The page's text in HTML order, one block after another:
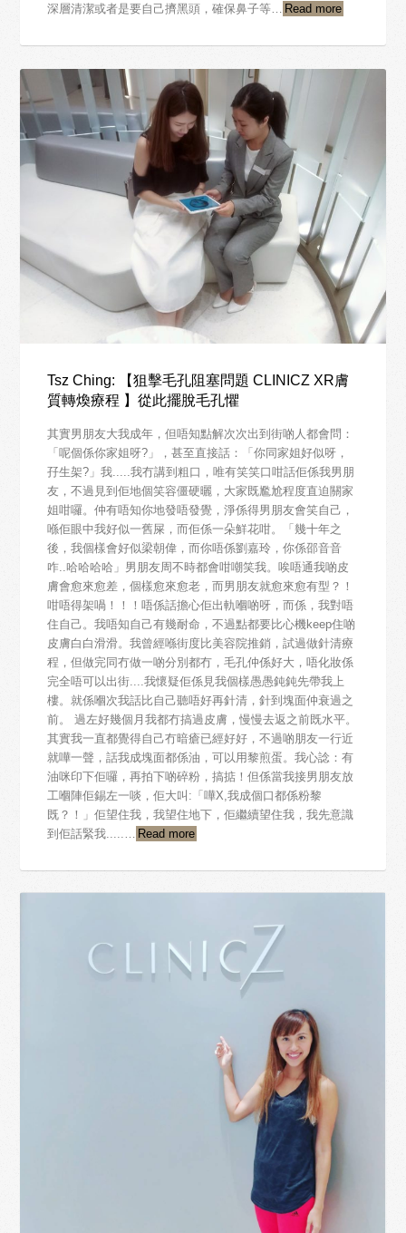
深層清潔或者是要自己擠黑頭，確保鼻子等… Read more
Tsz Ching: 【狙擊毛孔阻塞問題 CLINICZ XR膚
質轉煥療程 】從此擺脫毛孔懼
其實男朋友大我成年，但唔知點解次次出到街啲人都會問：
「呢個係你家姐呀?」，甚至直接話：「你同家姐好似呀，
孖生架?」我.....我冇講到粗口，唯有笑笑口咁話佢係我男朋
友，不過見到佢地個笑容僵硬曬，大家既尷尬程度直迫關家
姐咁囉。仲有唔知你地發唔發覺，淨係得男朋友會笑自己，
喺佢眼中我好似一舊屎，而佢係一朵鮮花咁。「幾十年之
後，我個樣會好似梁朝偉，而你唔係劉嘉玲，你係邵音音
咋..哈哈哈哈」男朋友周不時都會咁嘲笑我。唉唔通我啲皮
膚會愈來愈差，個樣愈來愈老，而男朋友就愈來愈有型？！
咁唔得架喎！！！唔係話擔心佢出軌嗰啲呀，而係，我對唔
住自己。我唔知自己有幾耐命，不過點都要比心機keep住啲
皮膚白白滑滑。我曾經喺街度比美容院推銷，試過做針清療
程，但做完同冇做一啲分別都冇，毛孔仲係好大，唔化妝係
完全唔可以出街....我懷疑佢係見我個樣愚愚鈍鈍先帶我上
樓。就係嗰次我話比自己聽唔好再針清，針到塊面仲衰過之
前。 過左好幾個月我都冇搞過皮膚，慢慢去返之前既水平。
其實我一直都覺得自己冇暗瘡已經好好，不過啲朋友一行近
就嘩一聲，話我成塊面都係油，可以用黎煎蛋。我心諗：有
油咪印下佢囉，再拍下啲碎粉，搞掂！但係當我接男朋友放
工嗰陣佢錫左一啖，佢大叫:「嘩X,我成個口都係粉黎
既？！」佢望住我，我望住地下，佢繼續望住我，我先意識
到佢話緊我.....…
Read more